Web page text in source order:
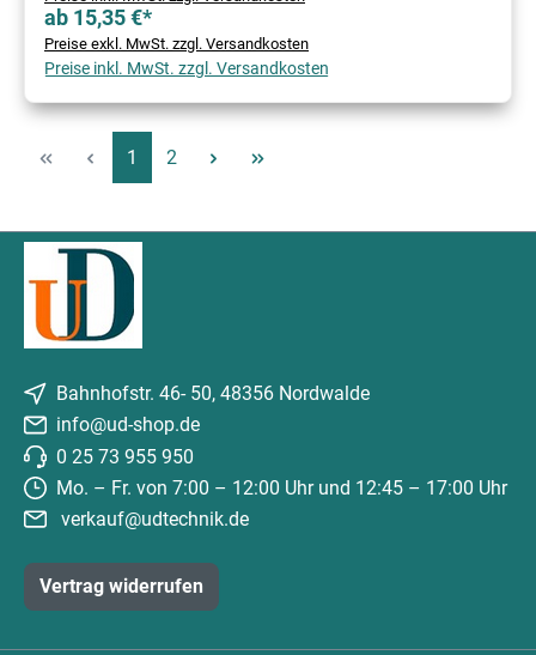
ab 15,35 €*
Preise exkl. MwSt. zzgl. Versandkosten
Preise inkl. MwSt. zzgl. Versandkosten
Seite
1 Seite
2
Bahnhofstr. 46- 50, 48356 Nordwalde
info@ud-shop.de
0 25 73 955 950
Mo. – Fr. von 7:00 – 12:00 Uhr und 12:45 – 17:00 Uhr
verkauf@udtechnik.de
Vertrag widerrufen